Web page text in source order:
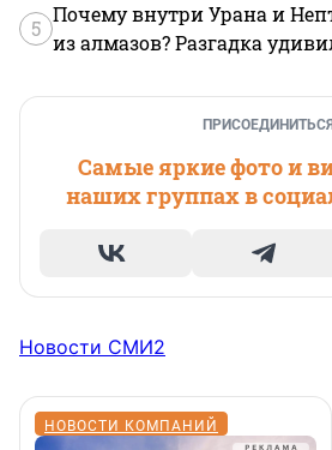
5
Почему внутри Урана и
из алмазов? Разгадка
ПРИСОЕДИНИТЬСЯ
Самые яркие фото и
наших группах в
Новости СМИ2
НОВОСТИ КОМПАНИЙ